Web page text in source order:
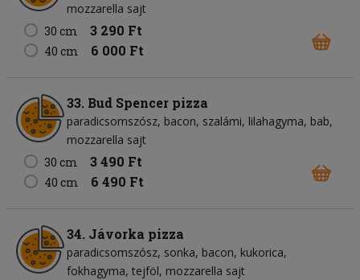
mozzarella sajt
30 cm
3 290 Ft
40 cm 6 000 Ft
33. Bud Spencer pizza
paradicsomszósz bacon szalámi lilahagyma bab
mozzarella sajt
30 cm
3 490 Ft
40 cm 6 490 Ft
34. Jávorka pizza
paradicsomszósz sonka bacon kukorica
fokhagyma tejföl mozzarella sajt